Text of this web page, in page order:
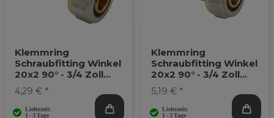
Klemmring
Schraubfitting Winkel
20x2 90° - 3/4 Zoll
Aussengewinde
4,29 € *
Klemmring
Schraubfitting Winkel
20x2 90° - 3/4 Zoll
Innengewinde
5,19 € *